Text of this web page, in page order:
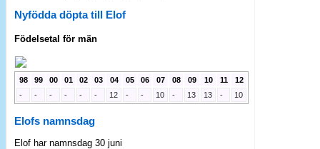
Nyfödda döpta till Elof
Födelsetal för män
98 99 00 01 02 03 04 05 06 07 08 09 10 11
12
-
- - - - - 12 - - 10 - 13 13 - 10
Elofs namnsdag
Elof har namnsdag 30 juni